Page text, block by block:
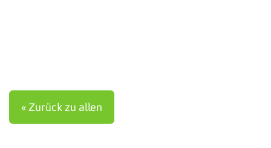
« Zurück zu allen